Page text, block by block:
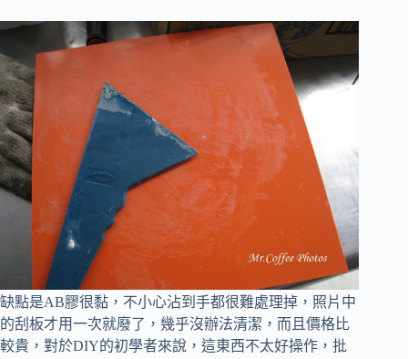
缺點是AB膠很黏，不小心沾到手都很難處理掉， 照片中
的刮板才用一次就廢了，幾乎沒辦法清潔，而且價格比
較貴，對於DIY的初學者來說，這東西不太好操作，批